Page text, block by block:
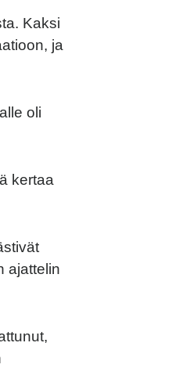
Kaksi
ja
oli
kertaa
ajattelin